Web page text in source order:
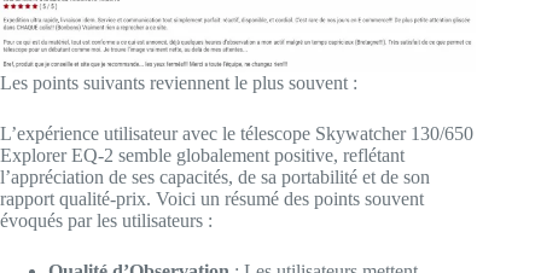
Les points suivants reviennent le plus souvent :
L’expérience utilisateur avec le télescope Skywatcher 130/650
Explorer EQ-2 semble globalement positive, reflétant
l’appréciation de ses capacités, de sa portabilité et de son
rapport qualité-prix. Voici un résumé des points souvent
évoqués par les utilisateurs :